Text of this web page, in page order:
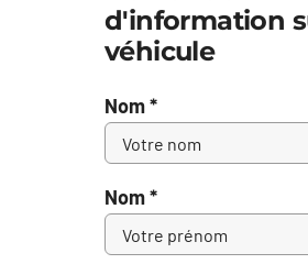
d'information
véhicule
Nom *
Nom *